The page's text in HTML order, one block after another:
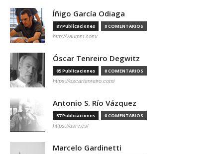
Íñigo García Odiaga
87 Publicaciones 0 COMENTARIOS
http://vaumm.com/
Óscar Tenreiro Degwitz
85 Publicaciones 0 COMENTARIOS
https://oscartenreiro.com/
Antonio S. Río Vázquez
57 Publicaciones 0 COMENTARIOS
https://asrv.es/
Marcelo Gardinetti